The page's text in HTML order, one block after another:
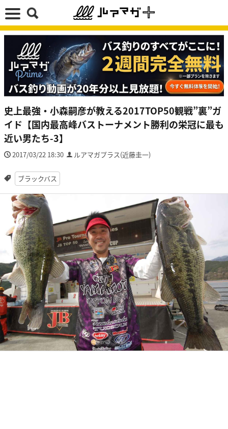
史上最強・小森嗣彦が教える2017TOP50観戦”裏”ガ
イド【国内最高峰バストーナメント勝利の栄冠に最も
近い男たち-3】
2017/03/22 18:30 ルアマガプラス(近藤圭一)
ブラックバス